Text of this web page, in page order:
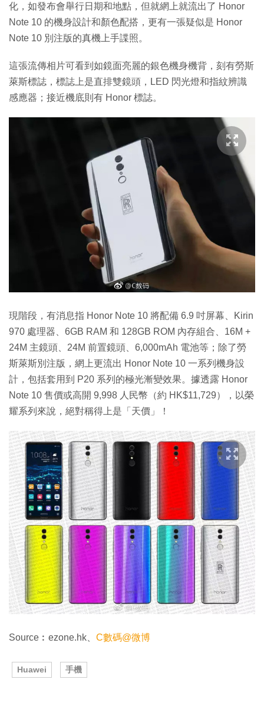
化，如發布會舉行日期和地點，但就網上就流出了 Honor
Note 10 的機身設計和顏色配搭，更有一張疑似是 Honor
Note 10 別注版的真機上手諜照。
這張流傳相片可看到如鏡面亮麗的銀色機身機背，刻有勞斯
萊斯標誌，標誌上是直排雙鏡頭，LED 閃光燈和指紋辨識
感應器；接近機底則有 Honor 標誌。
現階段，有消息指 Honor Note 10 將配備 6.9 吋屏幕、Kirin
970 處理器、6GB RAM 和 128GB ROM 內存組合、16M +
24M 主鏡頭、24M 前置鏡頭、6,000mAh 電池等；除了勞
斯萊斯別注版，網上更流出 Honor Note 10 一系列機身設
計，包括套用到 P20 系列的極光漸變效果。據透露 Honor
Note 10 售價或高開 9,998 人民幣（約 HK$11,729），以榮
耀系列來說，絕對稱得上是「天價」！
Source︰ezone.hk、 C數碼@微博
Huawei 手機